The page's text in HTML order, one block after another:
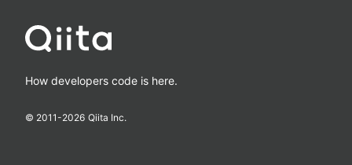
How developers code is here.
© 2011-2026 Qiita Inc.